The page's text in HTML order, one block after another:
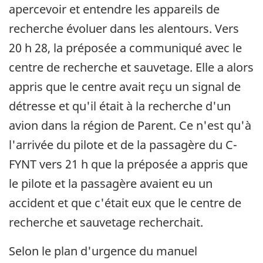
apercevoir et entendre les appareils de
recherche évoluer dans les alentours. Vers
20 h 28, la préposée a communiqué avec le
centre de recherche et sauvetage. Elle a alors
appris que le centre avait reçu un signal de
détresse et qu'il était à la recherche d'un
avion dans la région de Parent. Ce n'est qu'à
l'arrivée du pilote et de la passagère du C-
FYNT vers 21 h que la préposée a appris que
le pilote et la passagère avaient eu un
accident et que c'était eux que le centre de
recherche et sauvetage recherchait.
Selon le plan d'urgence du manuel